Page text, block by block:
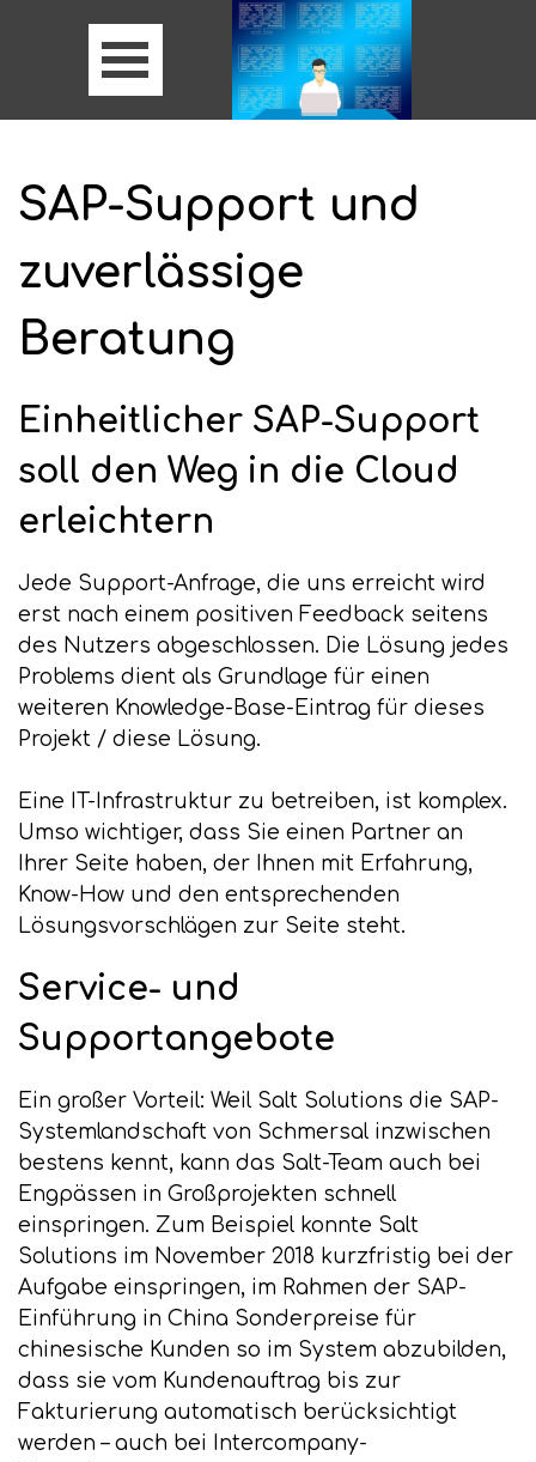
SAP-Support und
zuverlässige
Beratung
Einheitlicher SAP-Support
soll den Weg in die Cloud
erleichtern
Jede Support-Anfrage, die uns erreicht wird
erst nach einem positiven Feedback seitens
des Nutzers abgeschlossen. Die Lösung jedes
Problems dient als Grundlage für einen
weiteren Knowledge-Base-Eintrag für dieses
Projekt / diese Lösung.
Eine IT-Infrastruktur zu betreiben, ist komplex.
Umso wichtiger, dass Sie einen Partner an
Ihrer Seite haben, der Ihnen mit Erfahrung,
Know-How und den entsprechenden
Lösungsvorschlägen zur Seite steht.
Service- und
Supportangebote
Ein großer Vorteil: Weil Salt Solutions die SAP-
Systemlandschaft von Schmersal inzwischen
bestens kennt, kann das Salt-Team auch bei
Engpässen in Großprojekten schnell
einspringen. Zum Beispiel konnte Salt
Solutions im November 2018 kurzfristig bei der
Aufgabe einspringen, im Rahmen der SAP-
Einführung in China Sonderpreise für
chinesische Kunden so im System abzubilden,
dass sie vom Kundenauftrag bis zur
Fakturierung automatisch berücksichtigt
werden – auch bei Intercompany-